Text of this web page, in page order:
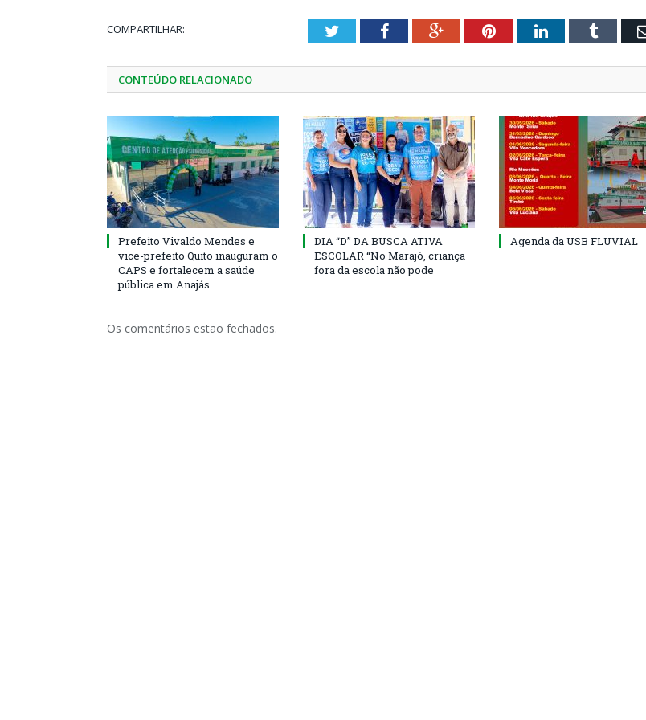
COMPARTILHAR: TwitterFacebookGoogle+PinterestLinkedInTumblr
CONTEÚDO RELACIONADO
Prefeito Vivaldo Mendes e
vice-prefeito Quito inauguram o
CAPS e fortalecem a saúde
pública em Anajás.
DIA “D” DA BUSCA ATIVA
ESCOLAR “No Marajó, criança
fora da escola não pode
Agenda da USB FLUVIAL
Os comentários estão fechados.